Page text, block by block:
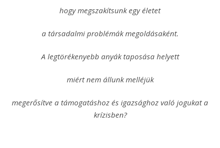
hogy megszakítsunk egy életet
a társadalmi problémák megoldásaként.
A legtörékenyebb anyák taposása helyett
miért nem állunk melléjük
megerősítve a támogatáshoz és igazsághoz való jogukat a
krízisben?